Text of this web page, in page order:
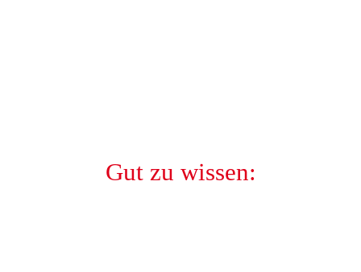
Gut zu wissen: